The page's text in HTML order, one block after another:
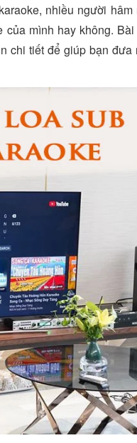
nhiều người
mình hay không.
chi tiết để giúp bạn